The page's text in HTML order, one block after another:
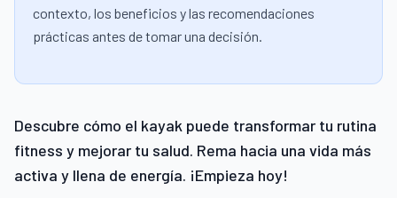
contexto, los beneficios y las recomendaciones
prácticas antes de tomar una decisión.
Descubre cómo el kayak puede transformar tu rutina
fitness y mejorar tu salud. Rema hacia una vida más
activa y llena de energía. ¡Empieza hoy!